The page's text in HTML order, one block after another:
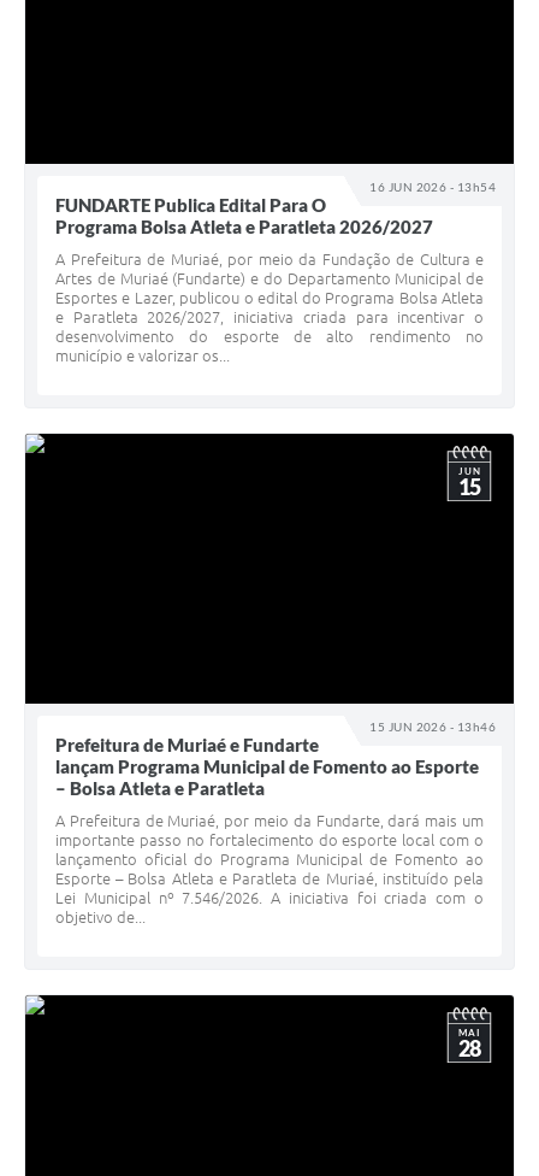
16 JUN 2026 - 13h54
FUNDARTE Publica Edital Para O
Programa Bolsa Atleta e Paratleta 2026/2027
A Prefeitura de Muriaé, por meio da Fundação de Cultura e
Artes de Muriaé (Fundarte) e do Departamento Municipal de
Esportes e Lazer, publicou o edital do Programa Bolsa Atleta
e Paratleta 2026/2027, iniciativa criada para incentivar o
desenvolvimento do esporte de alto rendimento no
município e valorizar os...
15 JUN 2026 - 13h46
JUN
15
Prefeitura de Muriaé e Fundarte
lançam Programa Municipal de Fomento ao Esporte
– Bolsa Atleta e Paratleta
A Prefeitura de Muriaé, por meio da Fundarte, dará mais um
importante passo no fortalecimento do esporte local com o
lançamento oficial do Programa Municipal de Fomento ao
Esporte – Bolsa Atleta e Paratleta de Muriaé, instituído pela
Lei Municipal nº 7.546/2026. A iniciativa foi criada com o
objetivo de...
MAI
28